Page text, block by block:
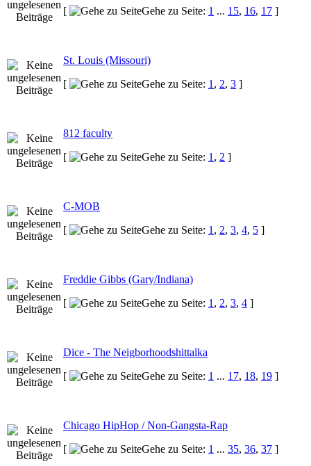
[
Gehe zu Seite: 1 ... 15, 16, 17 ]
St. Louis (Missouri)
[
Gehe zu Seite: 1 , 2, 3 ]
812 faculty
[
Gehe zu Seite: 1 , 2 ]
C-MOB
[
Gehe zu Seite: 1 , 2, 3, 4, 5 ]
Freddie Gibbs (Gary/Indiana)
[
Gehe zu Seite: 1 , 2, 3, 4 ]
Dice - The Neigborhoodshittalka
[
Gehe zu Seite: 1 ... 17, 18, 19 ]
Chicago HipHop / Non-Gangsta-Rap
[
Gehe zu Seite: 1 ... 35, 36, 37 ]